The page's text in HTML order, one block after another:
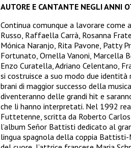
AUTORE E CANTANTE NEGLI ANNI
Continua comunque a lavorare come
Russo, Raffaella Carrà, Rosanna
Mónica Naranjo, Rita Pavone, Patty
Fortunato, Ornella Vanoni, Marcella
Enzo Curatella, Adriano Celentano,
si costruisce a suo modo due
brani di maggior successo della
diventeranno delle grandi hit e
che li hanno interpretati. Nel 1992
Futtetenne, scritta da Roberto
l’album Señor Battisti dedicato al
lingua spagnola della coppia Battisti-